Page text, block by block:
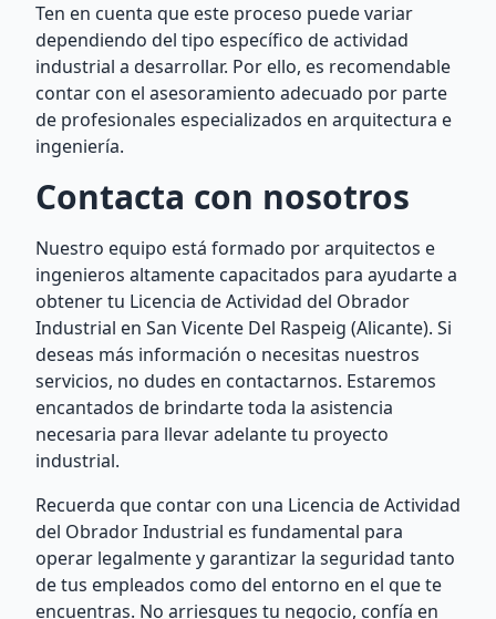
Ten en cuenta que este proceso puede variar
dependiendo del tipo específico de actividad
industrial a desarrollar. Por ello, es recomendable
contar con el asesoramiento adecuado por parte
de profesionales especializados en arquitectura e
ingeniería.
Contacta con nosotros
Nuestro equipo está formado por arquitectos e
ingenieros altamente capacitados para ayudarte a
obtener tu Licencia de Actividad del Obrador
Industrial en San Vicente Del Raspeig (Alicante). Si
deseas más información o necesitas nuestros
servicios, no dudes en contactarnos. Estaremos
encantados de brindarte toda la asistencia
necesaria para llevar adelante tu proyecto
industrial.
Recuerda que contar con una Licencia de Actividad
del Obrador Industrial es fundamental para
operar legalmente y garantizar la seguridad tanto
de tus empleados como del entorno en el que te
encuentras. No arriesgues tu negocio, confía en